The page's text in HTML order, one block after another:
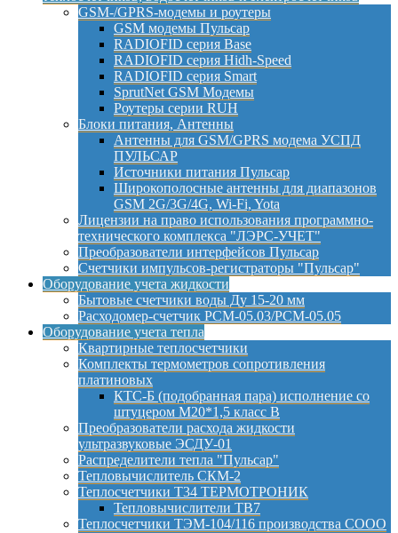
GSM-/GPRS-модемы и роутеры
GSM модемы Пульсар
RADIOFID серия Base
RADIOFID серия Hidh-Speed
RADIOFID серия Smart
SprutNet GSM Модемы
Роутеры серии RUH
Блоки питания, Антенны
Антенны для GSM/GPRS модема УСПД
ПУЛЬСАР
Источники питания Пульсар
Широкополосные антенны для диапазонов
GSM 2G/3G/4G, Wi-Fi, Yota
Лицензии на право использования программно-
технического комплекса "ЛЭРС-УЧЕТ"
Преобразователи интерфейсов Пульсар
Счетчики импульсов-регистраторы "Пульсар"
Оборудование учета жидкости
Бытовые счетчики воды Ду 15-20 мм
Расходомер-счетчик РСМ-05.03/РСМ-05.05
Оборудование учета тепла
Квартирные теплосчетчики
Комплекты термометров сопротивления
платиновых
КТС-Б (подобранная пара) исполнение со
штуцером М20*1,5 класс B
Преобразователи расхода жидкости
ультразвуковые ЭСДУ-01
Распределители тепла "Пульсар"
Тепловычислитель СКМ-2
Теплосчетчики Т34 ТЕРМОТРОНИК
Тепловычислители ТВ7
Теплосчетчики ТЭМ-104/116 производства СООО